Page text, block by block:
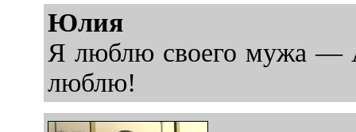
Юлия
Я люблю своего мужа —
люблю!